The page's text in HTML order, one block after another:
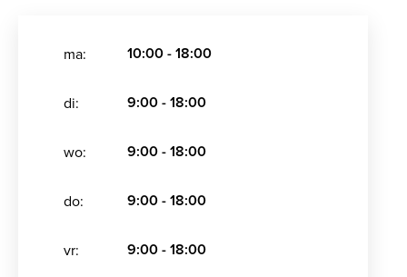
ma: 10:00 - 18:00
di: 9:00 - 18:00
wo: 9:00 - 18:00
do: 9:00 - 18:00
vr: 9:00 - 18:00